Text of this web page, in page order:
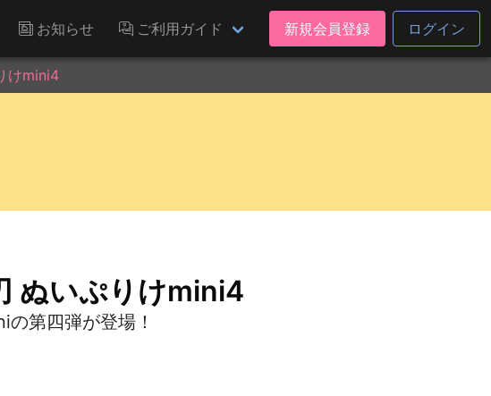
お知らせ ご利用ガイド 新規会員登録 ログイン
けmini4
ぬいぷりけmini4
の第四弾が登場！